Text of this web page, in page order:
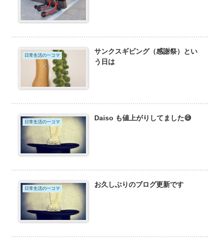
日常生活の一コマ
サンクスギビング（感謝祭）とい
う日は
日常生活の一コマ Daiso も値上がりしてました😅
日常生活の一コマ お久しぶりのブログ更新です